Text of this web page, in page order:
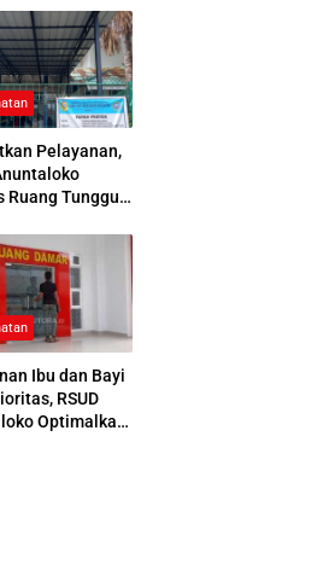
Pelayanan,
Ruang Tunggu
Ibu dan Bayi
RSUD
Optimalkan